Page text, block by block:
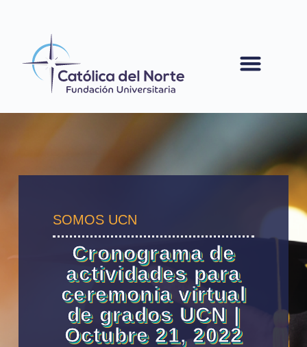
SOMOS UCN
Cronograma de
actividades para
ceremonia virtual
de grados UCN |
Octubre 21, 2022